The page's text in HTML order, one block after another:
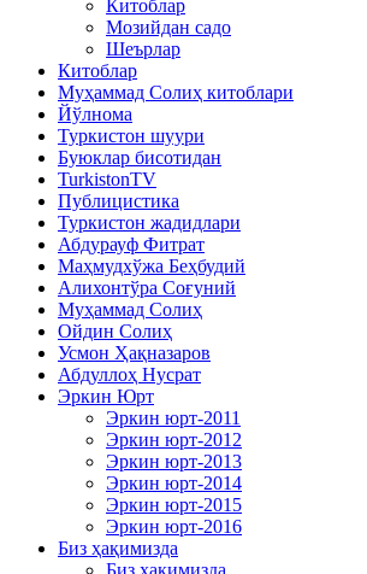
Китоблар
Мозийдан садо
Шеърлар
Китоблар
Муҳаммад Солиҳ китоблари
Йўлнома
Туркистон шуури
Буюклар бисотидан
TurkistonTV
Публицистика
Туркистон жадидлари
Абдурауф Фитрат
Маҳмудхўжа Беҳбудий
Алихонтўра Соғуний
Муҳаммад Солиҳ
Ойдин Солиҳ
Усмон Ҳақназаров
Абдуллоҳ Нусрат
Эркин Юрт
Эркин юрт-2011
Эркин юрт-2012
Эркин юрт-2013
Эркин юрт-2014
Эркин юрт-2015
Эркин юрт-2016
Биз ҳақимизда
Биз ҳақимизда